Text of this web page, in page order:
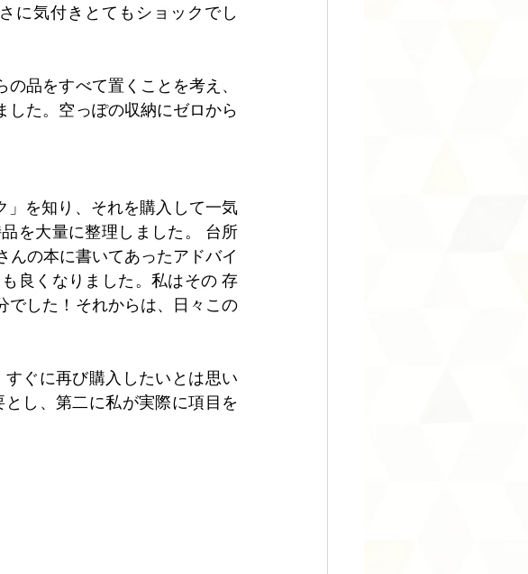
に気付きとてもショックでし
品をすべて置くことを考え、
した。空っぽの収納にゼロから
」を知り、それを購入して一気
を大量に整理しました。 台所
んの本に書いてあったアドバイ
良くなりました。私はその 存
でした！それからは、日々この
ぐに再び購入したいとは思い
し、第二に私が実際に項目を